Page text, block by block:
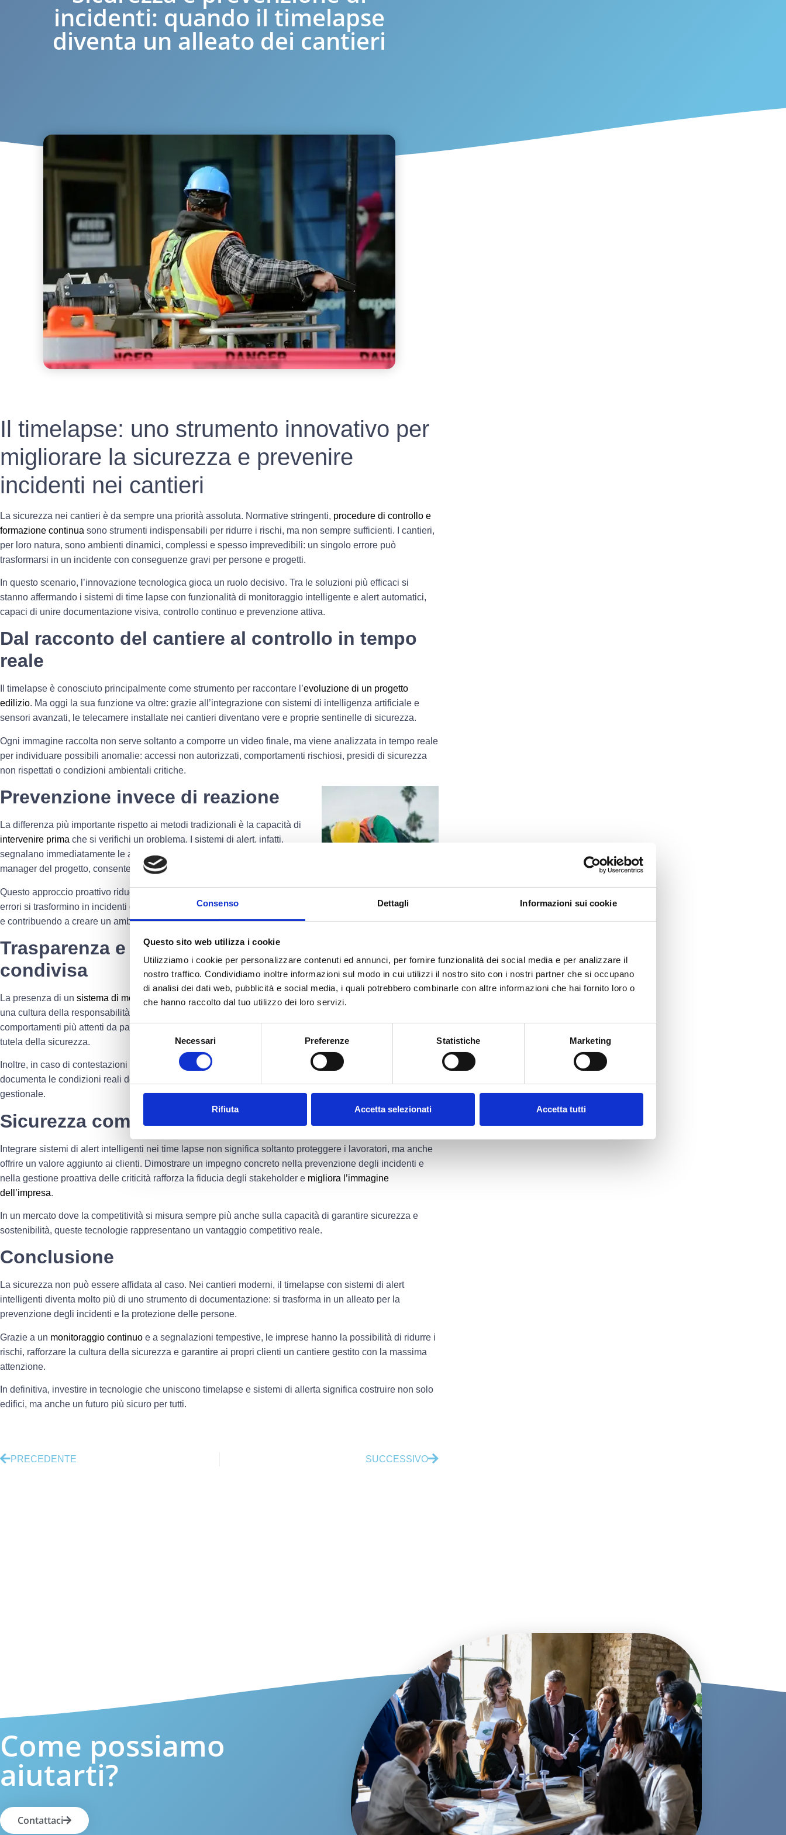
Consenso Dettagli Informazioni sui cookie
Questo sito web utilizza i cookie
Utilizziamo i cookie per personalizzare contenuti ed annunci, per fornire funzionalità dei social media e per analizzare il
nostro traffico. Condividiamo inoltre informazioni sul modo in cui utilizzi il nostro sito con i nostri partner che si occupano
di analisi dei dati web, pubblicità e social media, i quali potrebbero combinarle con altre informazioni che hai fornito loro o
che hanno raccolto dal tuo utilizzo dei loro servizi.
Selezione
Necessari Preferenze Statistiche Marketing
Rifiuta Accetta selezionati Accetta tutti
incidenti: quando il timelapse
diventa un alleato dei cantieri
Il timelapse: uno strumento innovativo per
migliorare la sicurezza e prevenire
incidenti nei cantieri
La sicurezza nei cantieri è da sempre una priorità assoluta. Normative stringenti, procedure di controllo e
formazione continua sono strumenti indispensabili per ridurre i rischi, ma non sempre sufficienti. I cantieri,
per loro natura, sono ambienti dinamici, complessi e spesso imprevedibili: un singolo errore può
trasformarsi in un incidente con conseguenze gravi per persone e progetti.
In questo scenario, l’innovazione tecnologica gioca un ruolo decisivo. Tra le soluzioni più efficaci si
stanno affermando i sistemi di time lapse con funzionalità di monitoraggio intelligente e alert automatici,
capaci di unire documentazione visiva, controllo continuo e prevenzione attiva.
Dal racconto del cantiere al controllo in tempo
reale
Il timelapse è conosciuto principalmente come strumento per raccontare l’evoluzione di un progetto
edilizio. Ma oggi la sua funzione va oltre: grazie all’integrazione con sistemi di intelligenza artificiale e
sensori avanzati, le telecamere installate nei cantieri diventano vere e proprie sentinelle di sicurezza.
Ogni immagine raccolta non serve soltanto a comporre un video finale, ma viene analizzata in tempo reale
per individuare possibili anomalie: accessi non autorizzati, comportamenti rischiosi, presidi di sicurezza
non rispettati o condizioni ambientali critiche.
Prevenzione invece di reazione
La differenza più importante rispetto ai metodi tradizionali è la capacità di
intervenire prima che si verifichi un problema. I sistemi di alert, infatti,
segnalano immediatamente le anomalie ai responsabili di cantiere o ai
manager del progetto, consentendo azioni tempestive.
Questo approccio proattivo riduce drasticamente la probabilità che piccoli
errori si trasformino in incidenti gravi, migliorando la sicurezza complessiva
e contribuendo a creare un ambiente di lavoro più protetto.
Trasparenza e responsabilità
condivisa
La presenza di un sistema di monitoraggio
continuo non è solo un supporto tecnico, ma promuove anche
una cultura della responsabilità. Sapere che ogni fase del cantiere viene registrata e controllata stimola
comportamenti più attenti da parte delle squadre operative e rafforza il senso di corresponsabilità nella
tutela della sicurezza.
Inoltre, in caso di contestazioni o verifiche, il materiale registrato costituisce una prova oggettiva che
documenta le condizioni reali del cantiere, offrendo alle imprese uno strumento di tutela legale e
gestionale.
Sicurezza come valore aggiunto per il cliente
Integrare sistemi di alert intelligenti nei time lapse non significa soltanto proteggere i lavoratori, ma anche
offrire un valore aggiunto ai clienti. Dimostrare un impegno concreto nella prevenzione degli incidenti e
nella gestione proattiva delle criticità rafforza la fiducia degli stakeholder e migliora l’immagine
dell’impresa.
In un mercato dove la competitività si misura sempre più anche sulla capacità di garantire sicurezza e
sostenibilità, queste tecnologie rappresentano un vantaggio competitivo reale.
Conclusione
La sicurezza non può essere affidata al caso. Nei cantieri moderni, il timelapse con sistemi di alert
intelligenti diventa molto più di uno strumento di documentazione: si trasforma in un alleato per la
prevenzione degli incidenti e la protezione delle persone.
Grazie a un monitoraggio continuo e a segnalazioni tempestive, le imprese hanno la possibilità di ridurre i
rischi, rafforzare la cultura della sicurezza e garantire ai propri clienti un cantiere gestito con la massima
attenzione.
In definitiva, investire in tecnologie che uniscono timelapse e sistemi di allerta significa costruire non solo
edifici, ma anche un futuro più sicuro per tutti.
PRECEDENTE SUCCESSIVO
Come possiamo
aiutarti?
Contattaci